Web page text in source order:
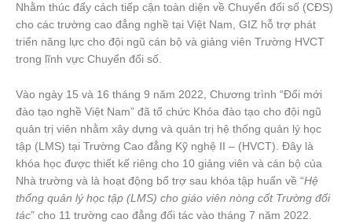
Nhằm thúc đẩy cách tiếp cận toàn diện về Chuyển đổi số (CĐS)
cho các trường cao đẳng nghề tại Việt Nam, GIZ hỗ trợ phát
triển năng lực cho đội ngũ cán bộ và giảng viên Trường HVCT
trong lĩnh vực Chuyển đổi số.
Vào ngày 15 và 16 tháng 9 năm 2022, Chương trình “Đổi mới
đào tạo nghề Việt Nam” đã tổ chức Khóa đào tạo cho đội ngũ
quản trị viên nhằm xây dựng và quản trị hệ thống quản lý học
tập (LMS) tại Trường Cao đẳng Kỹ nghệ II – (HVCT). Đây là
khóa học được thiết kế riêng cho 10 giảng viên và cán bộ của
Nhà trường và là hoạt động bổ trợ sau khóa tập huấn về “Hệ
thống quản lý học tập (LMS) cho giáo viên nòng cốt Trường đối
tác” cho 11 trường cao đẳng đối tác vào tháng 7 năm 2022.